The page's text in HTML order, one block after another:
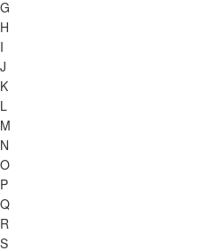
G
H
I
J
K
L
M
N
O
P
Q
R
S